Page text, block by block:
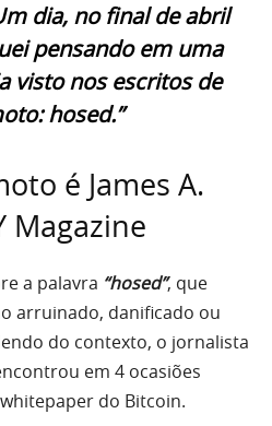
dia, no final de abril
pensando em uma
visto nos escritos de
hosed.”
é James A.
Magazine
a palavra “hosed”, que
arruinado, danificado ou
do contexto, o jornalista
em 4 ocasiões
do Bitcoin.